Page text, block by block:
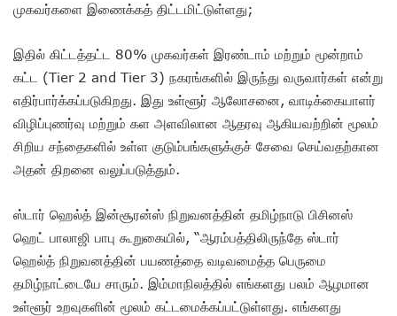
முகவர்களை இணைக்கத் திட்டமிட்டுள்ளது;
இதில் கிட்டத்தட்ட 80% முகவர்கள் இரண்டாம் மற்றும் மூன்றாம்
கட்ட (Tier 2 and Tier 3) நகரங்களில் இருந்து வருவார்கள் என்று
எதிர்பார்க்கப்படுகிறது. இது உள்ளூர் ஆலோசனை, வாடிக்கையாளர்
விழிப்புணர்வு மற்றும் கள அளவிலான ஆதரவு ஆகியவற்றின் மூலம்
சிறிய சந்தைகளில் உள்ள குடும்பங்களுக்குச் சேவை செய்வதற்கான
அதன் திறனை வலுப்படுத்தும்.
ஸ்டார் ஹெல்த் இன்சூரன்ஸ் நிறுவனத்தின் தமிழ்நாடு பிசினஸ்
ஹெட் பாலாஜி பாபு கூறுகையில், “ஆரம்பத்திலிருந்தே ஸ்டார்
ஹெல்த் நிறுவனத்தின் பயணத்தை வடிவமைத்த பெருமை
தமிழ்நாட்டையே சாரும். இம்மாநிலத்தில் எங்களது பலம் ஆழமான
உள்ளூர் உறவுகளின் மூலம் கட்டமைக்கப்பட்டுள்ளது. எங்களது